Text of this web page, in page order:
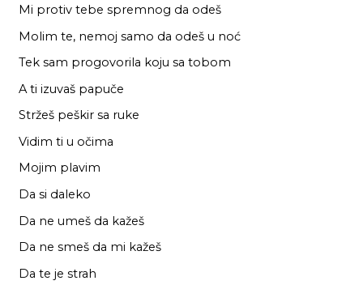
Mi protiv tebe spremnog da odeš
Molim te, nemoj samo da odeš u noć
Tek sam progovorila koju sa tobom
A ti izuvaš papuče
Stržeš peškir sa ruke
Vidim ti u očima
Mojim plavim
Da si daleko
Da ne umeš da kažeš
Da ne smeš da mi kažeš
Da te je strah